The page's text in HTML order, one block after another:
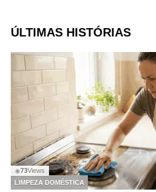
ÚLTIMAS HISTÓRIAS
◉73Views
LIMPEZA DOMÉSTICA